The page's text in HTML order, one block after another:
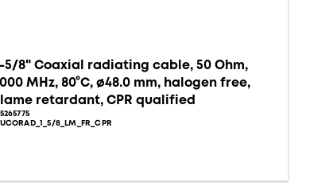
5/8" Coaxial radiating cable, 50 Ohm,
MHz, 80°C, ø48.0 mm, halogen free,
retardant, CPR qualified
8_LM_FR_CPR